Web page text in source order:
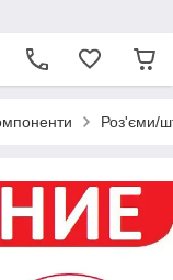
Роз'єми/